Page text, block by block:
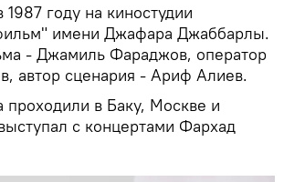
1987 году на киностудии
имени Джафара Джаббарлы.
- Джамиль Фараджов, оператор
автор сценария - Ариф Алиев.
в Баку, Москве и
с концертами Фархад